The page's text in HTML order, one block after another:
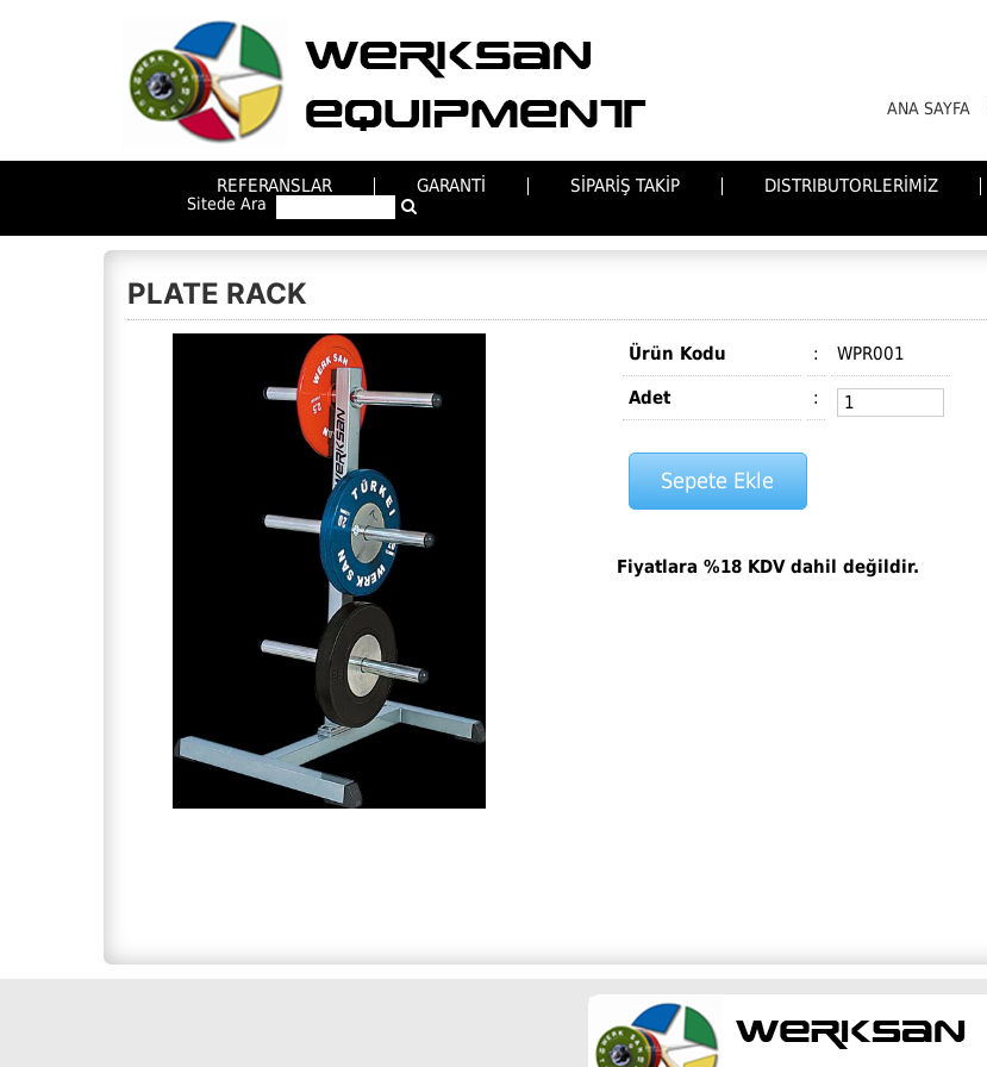
ANA SAYFA
REFERANSLAR GARANTİ SİPARİŞ TAKİP DISTRIBUTORLERİMİZ
Sitede Ara
PLATE RACK
Ürün Kodu : WPR001
Adet :
Fiyatlara %18 KDV dahil değildir.